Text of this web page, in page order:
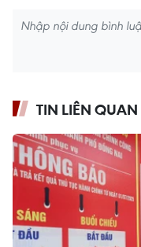
TIN LIÊN QUAN